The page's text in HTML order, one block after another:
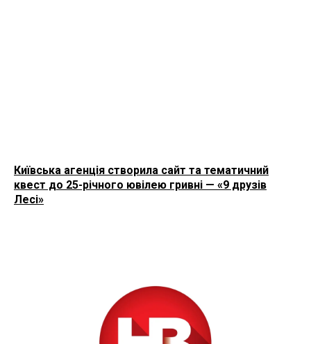
Київська агенція створила сайт та тематичний
квест до 25-річного ювілею гривні — «9 друзів
Лесі»